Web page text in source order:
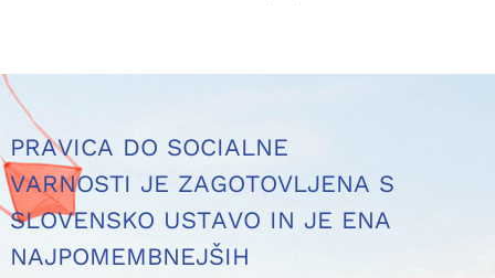
PRAVICA DO SOCIALNE
VARNOSTI JE ZAGOTOVLJENA S
SLOVENSKO USTAVO IN JE ENA
NAJPOMEMBNEJŠIH